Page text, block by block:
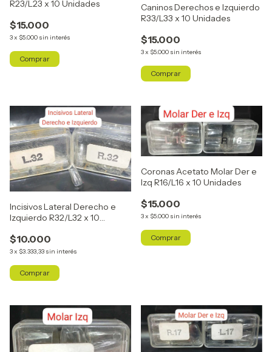
R23/L23 x 10 Unidades
$15.000
3x $5.000 sin interés
Caninos Derechos e Izquierdo
R33/L33 x 10 Unidades
$15.000
3x $5.000 sin interés
Incisivos Lateral Derecho e
Izquierdo R32/L32 x 10
$10.000
3x $3.333,33 sin interés
Coronas Acetato Molar Der e
Izq R16/L16 x 10 Unidades
$15.000
3x $5.000 sin interés